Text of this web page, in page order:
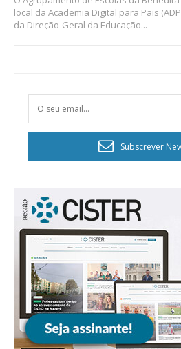
local da Academia Digital para Pais
da Direção-Geral da Educação...
Subscrever